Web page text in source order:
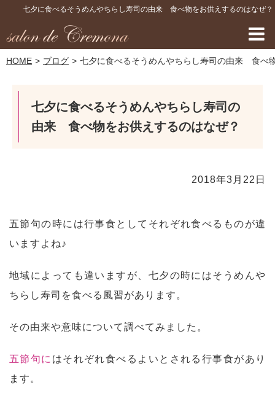
七夕に食べるそうめんやちらし寿司の由来 食べ物をお供えするのはなぜ？
HOME ブログ 七夕に食べるそうめんやちらし寿司の由来 食べ
七夕に食べるそうめんやちらし寿司の
由来 食べ物をお供えするのはなぜ？
2018年3月22日
五節句の時には行事食としてそれぞれ食べるものが違
いますよね♪
地域によっても違いますが、七夕の時にはそうめんや
ちらし寿司を食べる風習があります。
その由来や意味について調べてみました。
五節句に はそれぞれ食べるよいとされる行事食があり
ます。